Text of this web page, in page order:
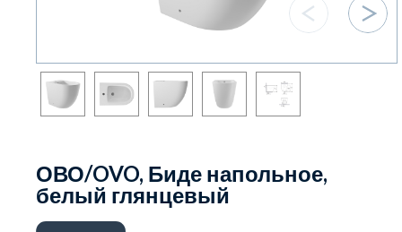
ОВО/OVO, Биде напольное,
белый глянцевый